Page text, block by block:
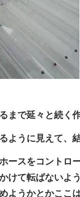
まで延々と続く
ように見えて、
ースをコントロ
けて転ばないよ
ようかとかここ